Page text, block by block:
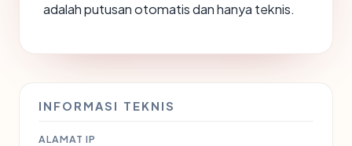
adalah putusan otomatis dan hanya teknis.
INFORMASI TEKNIS
ALAMAT IP